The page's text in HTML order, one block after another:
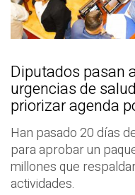
Diputados pasan
urgencias de
priorizar agenda
Han pasado 20 días
para aprobar un
millones que
actividades.